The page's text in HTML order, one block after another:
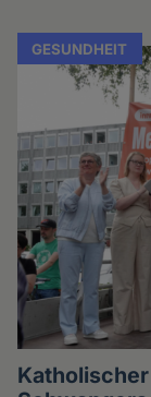
GESUNDHEIT